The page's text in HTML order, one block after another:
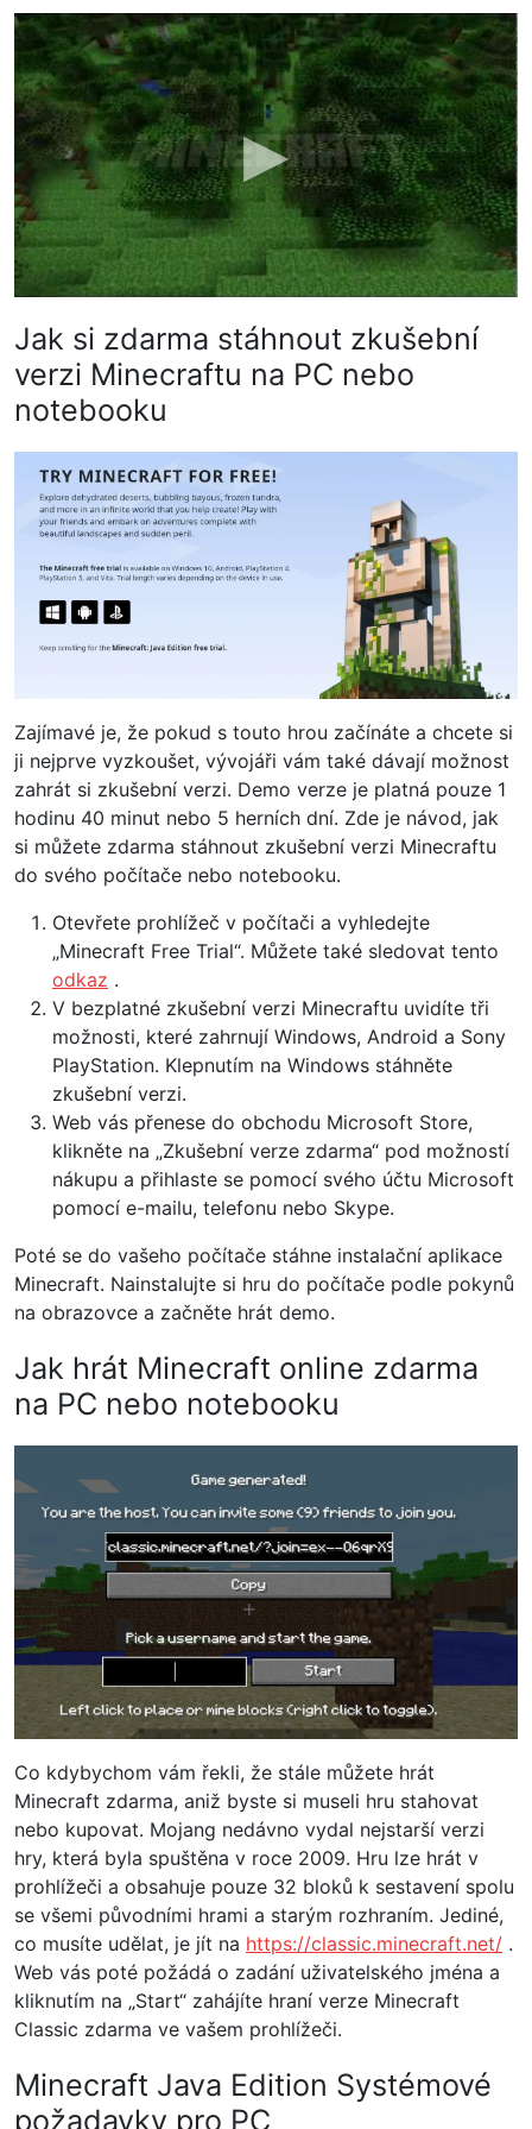
Jak si zdarma stáhnout zkušební
verzi Minecraftu na PC nebo
notebooku
Zajímavé je, že pokud s touto hrou začínáte a chcete si
ji nejprve vyzkoušet, vývojáři vám také dávají možnost
zahrát si zkušební verzi. Demo verze je platná pouze 1
hodinu 40 minut nebo 5 herních dní. Zde je návod, jak
si můžete zdarma stáhnout zkušební verzi Minecraftu
do svého počítače nebo notebooku.
Otevřete prohlížeč v počítači a vyhledejte
„Minecraft Free Trial“. Můžete také sledovat tento
odkaz .
V bezplatné zkušební verzi Minecraftu uvidíte tři
možnosti, které zahrnují Windows, Android a Sony
PlayStation. Klepnutím na Windows stáhněte
zkušební verzi.
Web vás přenese do obchodu Microsoft Store,
klikněte na „Zkušební verze zdarma“ pod možností
nákupu a přihlaste se pomocí svého účtu Microsoft
pomocí e-mailu, telefonu nebo Skype.
Poté se do vašeho počítače stáhne instalační aplikace
Minecraft. Nainstalujte si hru do počítače podle pokynů
na obrazovce a začněte hrát demo.
Jak hrát Minecraft online zdarma
na PC nebo notebooku
Co kdybychom vám řekli, že stále můžete hrát
Minecraft zdarma, aniž byste si museli hru stahovat
nebo kupovat. Mojang nedávno vydal nejstarší verzi
hry, která byla spuštěna v roce 2009. Hru lze hrát v
prohlížeči a obsahuje pouze 32 bloků k sestavení spolu
se všemi původními hrami a starým rozhraním. Jediné,
co musíte udělat, je jít na https://classic.minecraft.net/ .
Web vás poté požádá o zadání uživatelského jména a
kliknutím na „Start“ zahájíte hraní verze Minecraft
Classic zdarma ve vašem prohlížeči.
Minecraft Java Edition Systémové
požadavky pro PC